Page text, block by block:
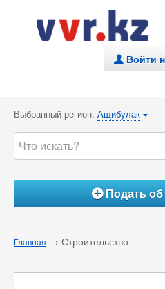
. Войти
Выбранный регион: Ащибулак {
ÁПодать
Главная → Строительство